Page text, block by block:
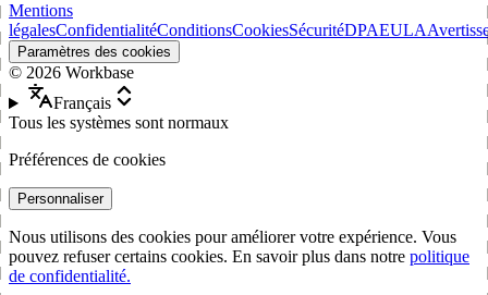
Mentions
légalesConfidentialitéConditionsCookiesSécuritéDPAEULA
Paramètres des cookies
© 2026 Workbase
Français
Tous les systèmes sont normaux
Préférences de cookies
Personnaliser
Nous utilisons des cookies pour améliorer votre expérience. Vous
pouvez refuser certains cookies. En savoir plus dans notre politique
de confidentialité.